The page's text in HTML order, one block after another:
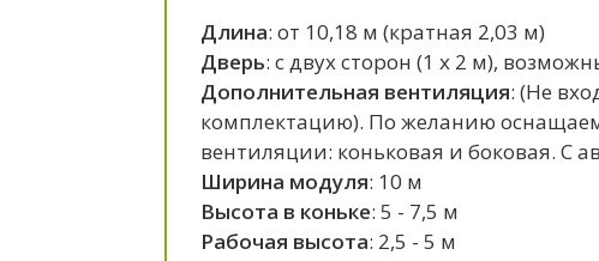
Длина: от 10,18 м (кратная 2,03 м)
Дверь: c двух сторон (1 x 2 м),
Дополнительная вентиляция: (Не
комплектацию). По желанию
вентиляции: коньковая и боковая. С
Ширина модуля: 10 м
Высота в коньке: 5 - 7,5 м
Рабочая высота: 2,5 - 5 м